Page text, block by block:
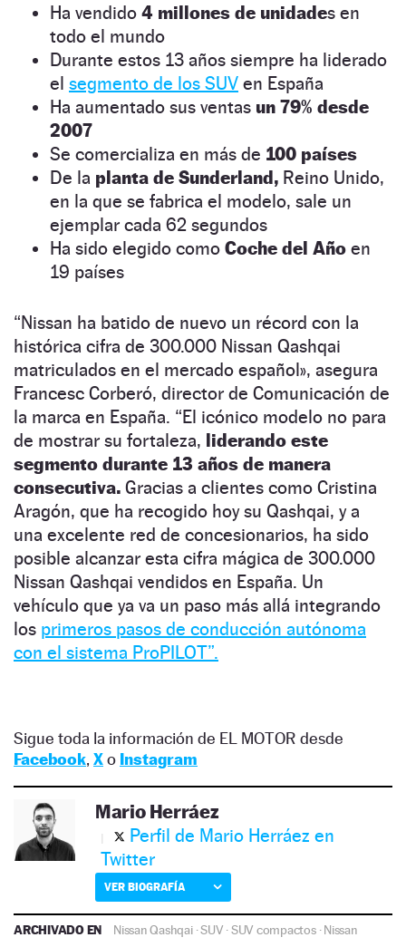
Ha vendido 4 millones de unidades en
todo el mundo
Durante estos 13 años siempre ha liderado
el segmento de los SUV en España
Ha aumentado sus ventas un 79% desde
2007
Se comercializa en más de 100 países
De la planta de Sunderland, Reino Unido,
en la que se fabrica el modelo, sale un
ejemplar cada 62 segundos
Ha sido elegido como Coche del Año en
19 países
“Nissan ha batido de nuevo un récord con la
histórica cifra de 300.000 Nissan Qashqai
matriculados en el mercado español», asegura
Francesc Corberó, director de Comunicación de
la marca en España. “El icónico modelo no para
de mostrar su fortaleza, liderando este
segmento durante 13 años de manera
consecutiva. Gracias a clientes como Cristina
Aragón, que ha recogido hoy su Qashqai, y a
una excelente red de concesionarios, ha sido
posible alcanzar esta cifra mágica de 300.000
Nissan Qashqai vendidos en España. Un
vehículo que ya va un paso más allá integrando
los primeros pasos de conducción autónoma
con el sistema ProPILOT”.
Sigue toda la información de EL MOTOR desde
Facebook, Xo Instagram
Mario Herráez
Perfil de Mario Herráez en
Twitter
VER BIOGRAFÍA
ARCHIVADO EN Nissan Qashqai·SUV ·SUV compactos·Nissan